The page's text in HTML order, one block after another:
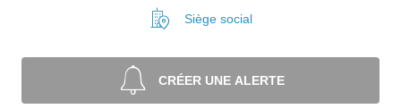
Siège social
CRÉER UNE ALERTE